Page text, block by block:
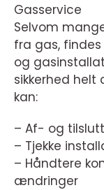
Gasservice
Selvom
fra gas,
og
sikkerhed helt
kan:
– Af- og
– Tjekke
– Håndtere
ændringer